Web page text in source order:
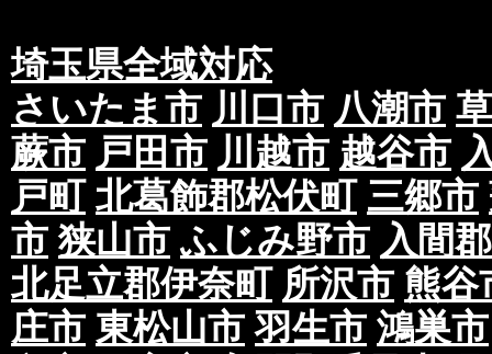
埼玉県全域対応
さいたま市 川口市 八潮市
蕨市 戸田市 川越市 越谷市
戸町 北葛飾郡松伏町 三郷市
市 狭山市 ふじみ野市 入間
北足立郡伊奈町 所沢市 熊谷
庄市 東松山市 羽生市 鴻巣市